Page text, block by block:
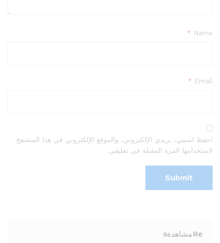
Name
*
Email
*
احفظ اسمي، بريدي الإلكتروني، والموقع الإلكتروني في هذا المتصفح
لاستخدامها المرة المقبلة في تعليقي.
Reمشاهدةs